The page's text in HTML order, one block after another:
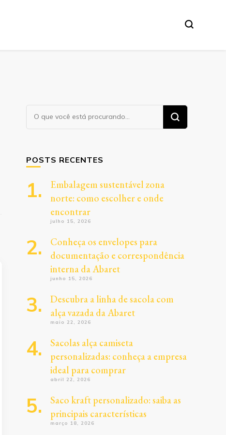
Procurando
algo?
POSTS RECENTES
Embalagem sustentável zona
norte: como escolher e onde
encontrar
julho 15, 2026
Conheça os envelopes para
documentação e correspondência
interna da Abaret
junho 15, 2026
Descubra a linha de sacola com
alça vazada da Abaret
maio 22, 2026
Sacolas alça camiseta
personalizadas: conheça a empresa
ideal para comprar
abril 22, 2026
Saco kraft personalizado: saiba as
principais características
março 18, 2026